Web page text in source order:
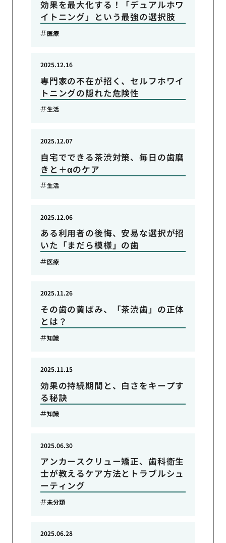
効果を最大化する！「デュアルホワ
イトニング」という最強の選択肢
医療
専門家の不在が招く、セルフホワイ
トニングの隠れた危険性
2025.12.16
生活
自宅でできる茶渋対策、毎日の歯磨
きと＋αのケア
2025.12.07
生活
ある利用者の後悔、安易な選択が招
いた「まだら模様」の歯
2025.12.06
医療
その歯の黄ばみ、「茶渋歯」の正体
とは？
2025.11.26
知識
効果の持続期間と、白さをキープす
る秘訣
2025.11.15
知識
アンカースクリュー矯正、歯科衛生
士が教えるケア方法とトラブルシュ
ーティング
2025.06.30
未分類
2025.06.28